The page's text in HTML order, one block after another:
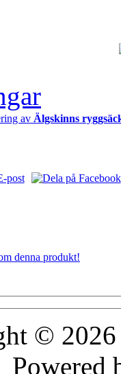
av Älgskinns
denna produkt!
©
Powered